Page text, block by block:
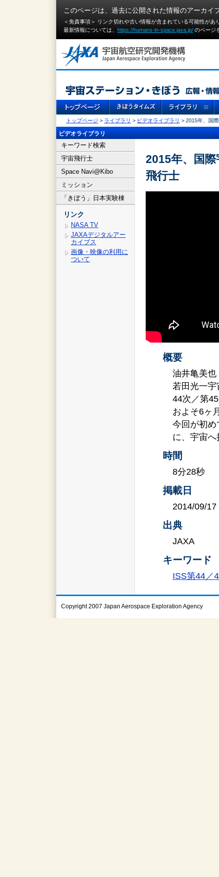
このページは、過去に公開された情報のアーカイ
＜免責事項＞ リンク切れや古い情報が含まれている可能性が
最新情報については、 https://humans-in-space.jaxa.jp/ のページ
トップページ > ライブラリ > ビデオライブラリ > 2015年、国
ビデオライブラリ
キーワード検索
宇宙飛行士
Space Navi@Kibo
ミッション
「きぼう」日本実験棟
リンク
NASA TV
JAXAデジタルアー
カイブス
画像・映像の利用に
ついて
2015年、国
飛行士
概要
油井亀美
若田光一
44次／第
およそ6ヶ
今回が初
に、宇宙
時間
8分28秒
掲載日
2014/09/17
出典
JAXA
キーワード
ISS第44／
Copyright 2007 Japan Aerospace Exploration Agency